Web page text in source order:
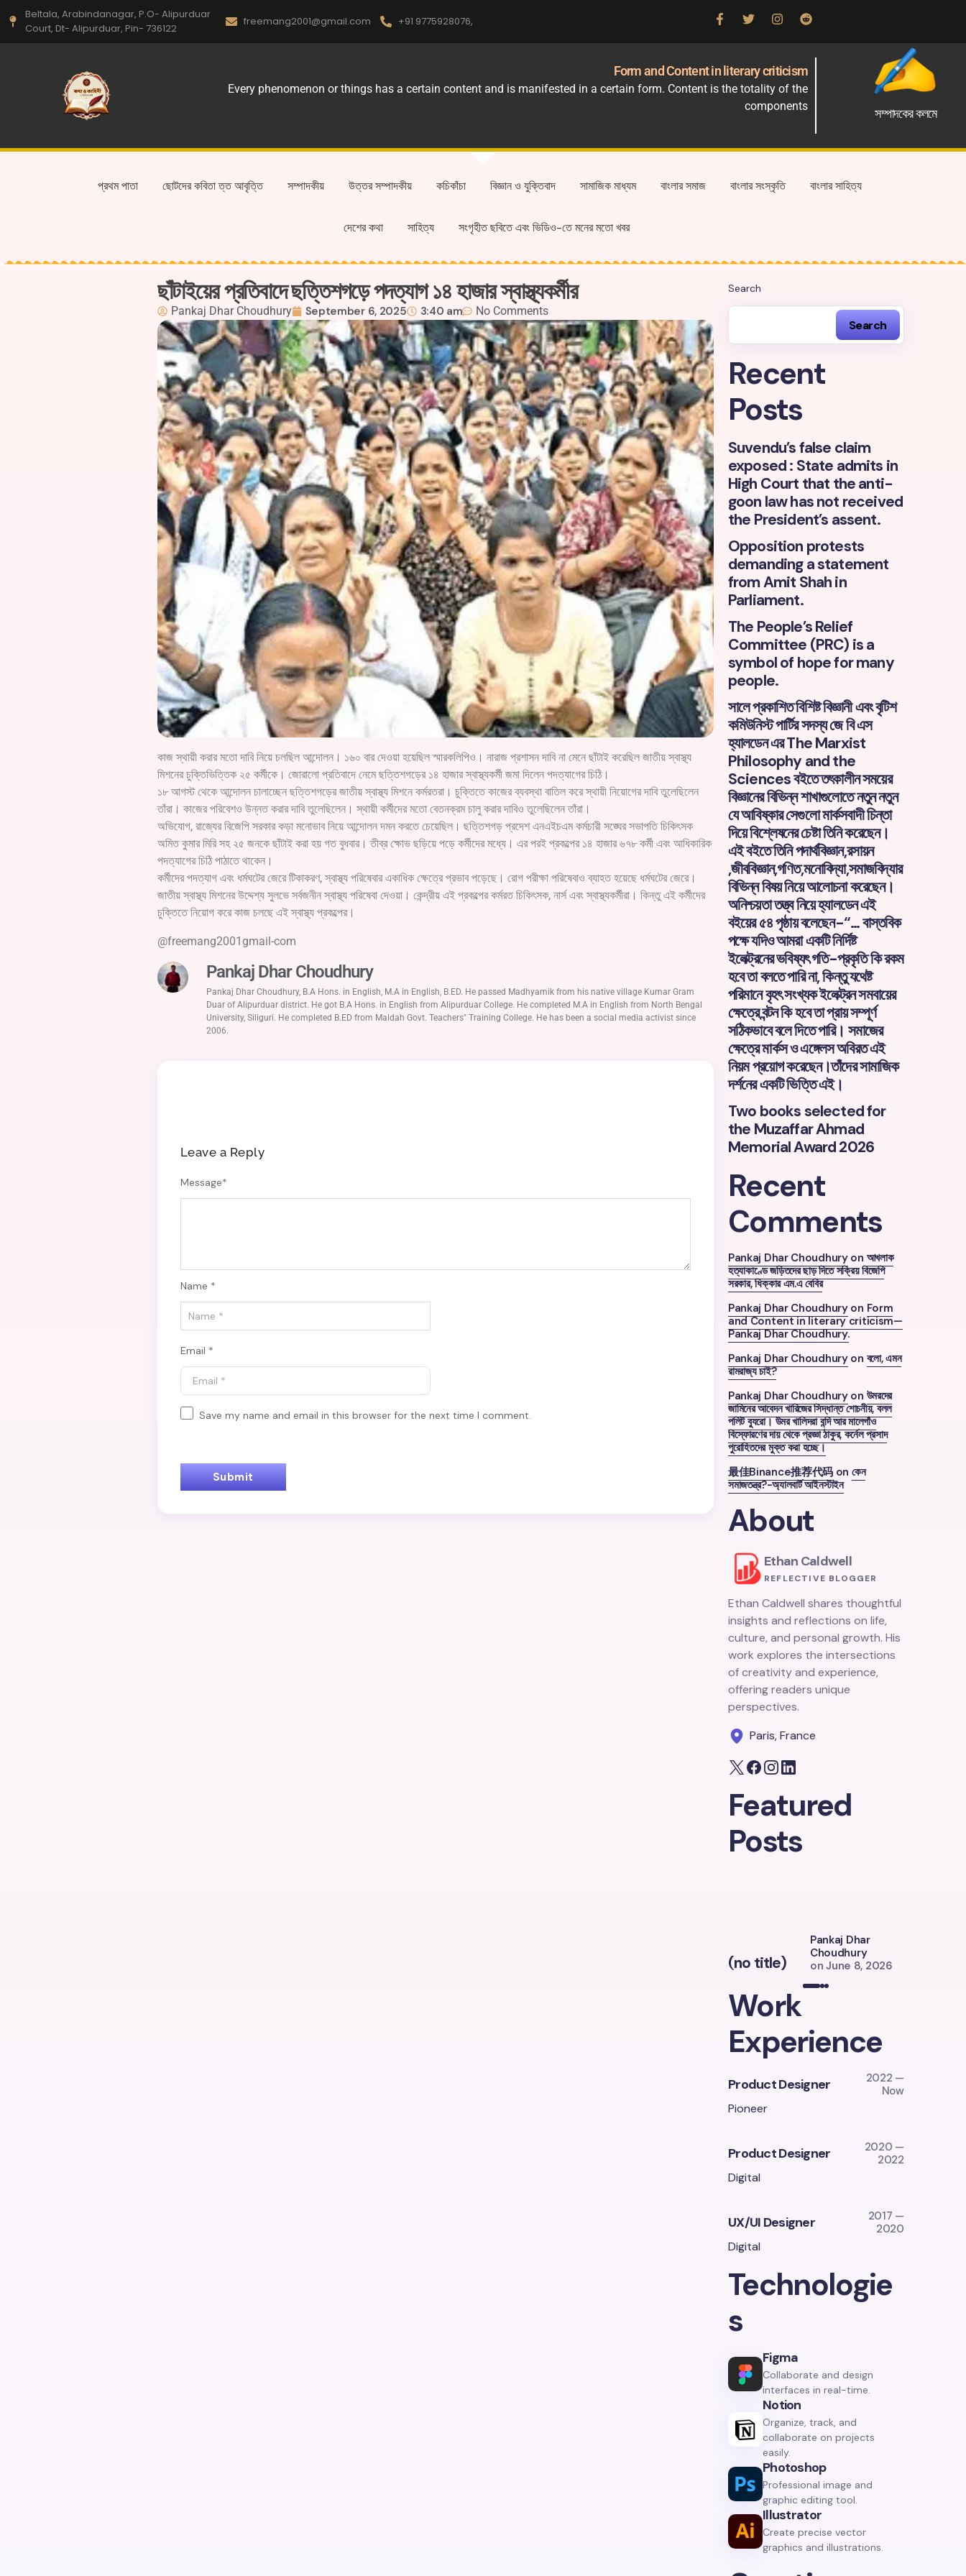
Beltala, Arabindanagar, P.O- Alipurduar
Court, Dt- Alipurduar, Pin- 736122
freemang2001@gmail.com +91 9775928076,
Form and Content in literary criticism
Every phenomenon or things has a certain content and is manifested in a certain form. Content is the totality of the
components
সম্পাদকের কলমে
প্রথম পাতা ছোটদের কবিতা ত্ত আবৃত্তি সম্পাদকীয় উত্তর সম্পাদকীয় কচিকাঁচা বিজ্ঞান ও যুক্তিবাদ সামাজিক মাধ্যম বাংলার সমাজ বাংলার সংস্কৃতি বাংলার সাহিত্য
দেশের কথা সাহিত্য সংগৃহীত ছবিতে এবং ভিডিও-তে মনের মতো খবর
ছাঁটাইয়ের প্রতিবাদে ছত্তিশগড়ে পদত্যাগ ১৪ হাজার স্বাস্থ্যকর্মীর
Pankaj Dhar Choudhury September 6, 2025 3:40 am No Comments
কাজ স্থায়ী করার মতো দাবি নিয়ে চলছিল আন্দোলন। ১৬০ বার দেওয়া হয়েছিল স্মারকলিপিও। নারাজ প্রশাসন দাবি না মেনে ছাঁটাই করেছিল জাতীয় স্বাস্থ্য
মিশনের চুক্তিভিত্তিক ২৫ কর্মীকে। জোরালো প্রতিবাদে নেমে ছত্তিশগড়ের ১৪ হাজার স্বাস্থ্যকর্মী জমা দিলেন পদত্যাগের চিঠি।
১৮ আগস্ট থেকে আন্দোলন চালাচ্ছেন ছত্তিশগড়ের জাতীয় স্বাস্থ্য মিশনে কর্মরতরা। চুক্তিতে কাজের ব্যবস্থা বাতিল করে স্থায়ী নিয়োগের দাবি তুলেছিলেন
তাঁরা। কাজের পরিবেশও উন্নত করার দাবি তুলেছিলেন। স্থায়ী কর্মীদের মতো বেতনক্রম চালু করার দাবিও তুলেছিলেন তাঁরা।
অভিযোগ, রাজ্যের বিজেপি সরকার কড়া মনোভাব নিয়ে আন্দোলন দমন করতে চেয়েছিল। ছত্তিশগড় প্রদেশ এনএইচএম কর্মচারী সঙ্ঘের সভাপতি চিকিৎসক
অমিত কুমার মিরি সহ ২৫ জনকে ছাঁটাই করা হয় গত বুধবার। তীব্র ক্ষোভ ছড়িয়ে পড়ে কর্মীদের মধ্যে। এর পরই প্রকল্পের ১৪ হাজার ৬৭৮ কর্মী এবং আধিকারিক
পদত্যাগের চিঠি পাঠাতে থাকেন।
কর্মীদের পদত্যাগ এবং ধর্মঘটের জেরে টিকাকরণ, স্বাস্থ্য পরিষেবার একাধিক ক্ষেত্রে প্রভাব পড়েছে। রোগ পরীক্ষা পরিষেবাও ব্যাহত হয়েছে ধর্মঘটের জেরে।
জাতীয় স্বাস্থ্য মিশনের উদ্দেশ্য সুলভে সর্বজনীন স্বাস্থ্য পরিষেবা দেওয়া। কেন্দ্রীয় এই প্রকল্পের কর্মরত চিকিৎসক, নার্স এবং স্বাস্থ্যকর্মীরা। কিন্তু এই কর্মীদের
চুক্তিতে নিয়োগ করে কাজ চলছে এই স্বাস্থ্য প্রকল্পের।
@freemang2001gmail-com
Pankaj Dhar Choudhury
Pankaj Dhar Choudhury, B.A Hons. in English, M.A in English, B.ED. He passed Madhyamik from his native village Kumar Gram
Duar of Alipurduar district. He got B.A Hons. in English from Alipurduar College. He completed M.A in English from North Bengal
University, Siliguri. He completed B.ED from Maldah Govt. Teachers" Training College. He has been a social media activist since
2006.
Leave a Reply
Message*
Name *
Email *
Save my name and email in this browser for the next time I comment.
Search
Search
Recent
Posts
Suvendu’s false claim
exposed : State admits in
High Court that the anti-
goon law has not received
the President’s assent.
Opposition protests
demanding a statement
from Amit Shah in
Parliament.
The People’s Relief
Committee (PRC) is a
symbol of hope for many
people.
সালে প্রকাশিত বিশিষ্ট বিজ্ঞানী এবং বৃটিশ
কমিউনিস্ট পার্টির সদস্য জে বি এস
হ্যালডেন এর The Marxist
Philosophy and the
Sciences বইতে তৎকালীন সময়ের
বিজ্ঞানের বিভিন্ন শাখাগুলোতে নতুন নতুন
যে আবিষ্কার সেগুলো মার্কসবাদী চিন্তা
দিয়ে বিশ্লেষনের চেষ্টা তিনি করেছেন।
এই বইতে তিনি পদার্থবিজ্ঞান,রসায়ন
,জীববিজ্ঞান,গণিত,মনোবিদ্যা,সমাজবিদ্যার
বিভিন্ন বিষয় নিয়ে আলোচনা করেছেন।
অনিশ্চয়তা তত্ত্ব নিয়ে হ্যালডেন এই
বইয়ের ৫৪ পৃষ্ঠায় বলেছেন-“… বাস্তবিক
পক্ষে যদিও আমরা একটি নির্দিষ্ট
ইলেক্ট্রনের ভবিষ্যৎ গতি-প্রকৃতি কি রকম
হবে তা বলতে পারি না, কিন্তু যথেষ্ট
পরিমানে বৃহৎ সংখ্যক ইলেক্ট্রন সমবায়ের
ক্ষেত্রে বন্টন কি হবে তা প্রায় সম্পূর্ণ
সঠিকভাবে বলে দিতে পারি। সমাজের
ক্ষেত্রে মার্কস ও এঙ্গেলস অবিরত এই
নিয়ম প্রয়োগ করেছেন।তাঁদের সামাজিক
দর্শনের একটি ভিত্তি এই।
Two books selected for
the Muzaffar Ahmad
Memorial Award 2026
Recent
Comments
Pankaj Dhar Choudhuryon আখলাক
হত্যাকাণ্ডে জড়িতদের ছাড় দিতে সক্রিয় বিজেপি
সরকার, ধিক্কার এম.এ বেবির
Pankaj Dhar Choudhuryon Form
and Content in literary criticism—
Pankaj Dhar Choudhury.
Pankaj Dhar Choudhuryon বলো, এমন
রামরাজ্য চাই?
Pankaj Dhar Choudhuryon উমরদের
জামিনের আবেদন খারিজের সিদ্ধান্ত শোচনীয়, বলল
পলিট ব্যুরো। উমর খালিদরা বন্দি আর মালেগাঁও
বিস্ফোরণের দায় থেকে প্রজ্ঞা ঠাকুর, কর্নেল প্রসাদ
পুরোহিতদের মুক্ত করা হচ্ছে।
最佳Binance推荐代码 on কেন
সমাজতন্ত্র?-অ্যালবার্ট আইনস্টাইন
About
Ethan Caldwell
REFLECTIVE BLOGGER
Ethan Caldwell shares thoughtful
insights and reflections on life,
culture, and personal growth. His
work explores the intersections
of creativity and experience,
offering readers unique
perspectives.
Paris, France
Featured
Posts
(no title)
Pankaj Dhar
Choudhury
on June 8, 2026
Work
Experience
Product Designer
2022 —
Now
Pioneer
Product Designer
2020 —
2022
Digital
UX/UI Designer
2017 —
2020
Digital
Technologie
s
Figma
Collaborate and design
interfaces in real-time.
Notion
Organize, track, and
collaborate on projects
easily.
Photoshop
Professional image and
graphic editing tool.
Illustrator
Create precise vector
graphics and illustrations.